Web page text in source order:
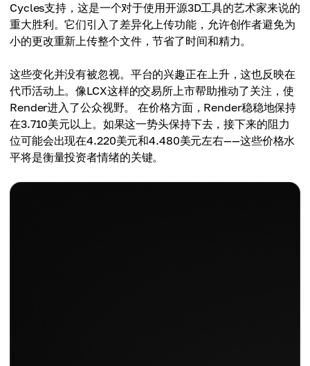
Cycles支持，这是一个对于使用开源3D工具的艺术家来说的
重大胜利。它们引入了差异化上传功能，允许创作者避免为
小的更改重新上传整个文件，节省了时间和精力。
这些变化并没有被忽视。平台的兴趣正在上升，这也反映在
代币活动上。像LCX这样的交易所上市帮助推动了关注，使
Render进入了公众视野。 在价格方面，Render稳稳地保持
在3.710美元以上。如果这一势头保持下去，接下来的阻力
位可能会出现在4.220美元和4.480美元左右——这些价格水
平将是衡量投资者情绪的关键。